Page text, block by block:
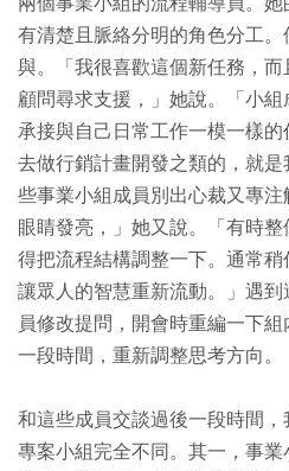
有清楚且脈絡分明的角色分工
與。「我很喜歡這個新任務，
顧問尋求支援，」她說。「小
承接與自己日常工作一模一樣
去做行銷計畫開發之類的，就
些事業小組成員別出心裁又專
眼睛發亮，」她又說。「有時
得把流程結構調整一下。通常稍
讓眾人的智慧重新流動。」遇
員修改提問，開會時重編一下
一段時間，重新調整思考方向。
和這些成員交談過後一段時間
專案小組完全不同。其一，事